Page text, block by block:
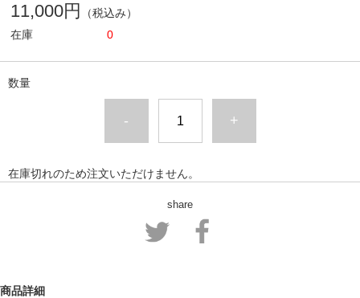
11,000円
（税込み）
在庫
0
数量
- +
在庫切れのため注文いただけません。
share
商品詳細